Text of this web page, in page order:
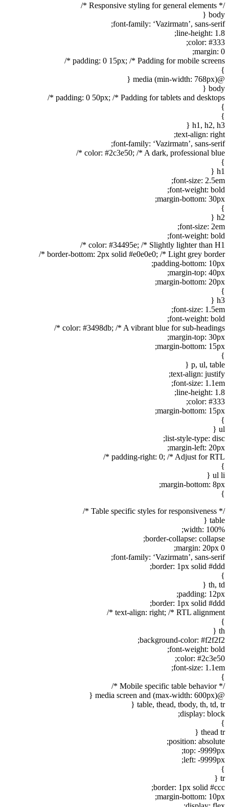
/* Responsive styling for general elements */
body {
font-family: ‘Vazirmatn’, sans-serif;
line-height: 1.8;
color: #333;
margin: 0;
padding: 0 15px; /* Padding for mobile screens */
}
@media (min-width: 768px) {
body {
padding: 0 50px; /* Padding for tablets and desktops */
}
}
h1, h2, h3 {
text-align: right;
font-family: ‘Vazirmatn’, sans-serif;
color: #2c3e50; /* A dark, professional blue */
}
h1 {
font-size: 2.5em;
font-weight: bold;
margin-bottom: 30px;
}
h2 {
font-size: 2em;
font-weight: bold;
color: #34495e; /* Slightly lighter than H1 */
border-bottom: 2px solid #e0e0e0; /* Light grey border */
padding-bottom: 10px;
margin-top: 40px;
margin-bottom: 20px;
}
h3 {
font-size: 1.5em;
font-weight: bold;
color: #3498db; /* A vibrant blue for sub-headings */
margin-top: 30px;
margin-bottom: 15px;
}
p, ul, table {
text-align: justify;
font-size: 1.1em;
line-height: 1.8;
color: #333;
margin-bottom: 15px;
}
ul {
list-style-type: disc;
margin-left: 20px;
padding-right: 0; /* Adjust for RTL */
}
ul li {
margin-bottom: 8px;
}
/* Table specific styles for responsiveness */
table {
width: 100%;
border-collapse: collapse;
margin: 20px 0;
font-family: ‘Vazirmatn’, sans-serif;
border: 1px solid #ddd;
}
th, td {
padding: 12px;
border: 1px solid #ddd;
text-align: right; /* RTL alignment */
}
th {
background-color: #f2f2f2;
font-weight: bold;
color: #2c3e50;
font-size: 1.1em;
}
/* Mobile specific table behavior */
@media screen and (max-width: 600px) {
table, thead, tbody, th, td, tr {
display: block;
}
thead tr {
position: absolute;
top: -9999px;
left: -9999px;
}
tr {
border: 1px solid #ccc;
margin-bottom: 10px;